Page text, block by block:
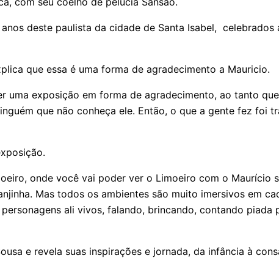
deste paulista da cidade de Santa Isabel,
que essa é uma forma de agradecimento a Mauricio.
uma exposição em forma de agradecimento, ao tanto
que não conheça ele. Então, o que a gente fez foi
onde você vai poder ver o Limoeiro com o Maurício
Mas todos os ambientes são muito imersivos em
ali vivos, falando, brincando, contando piada
e revela suas inspirações e jornada, da infância à